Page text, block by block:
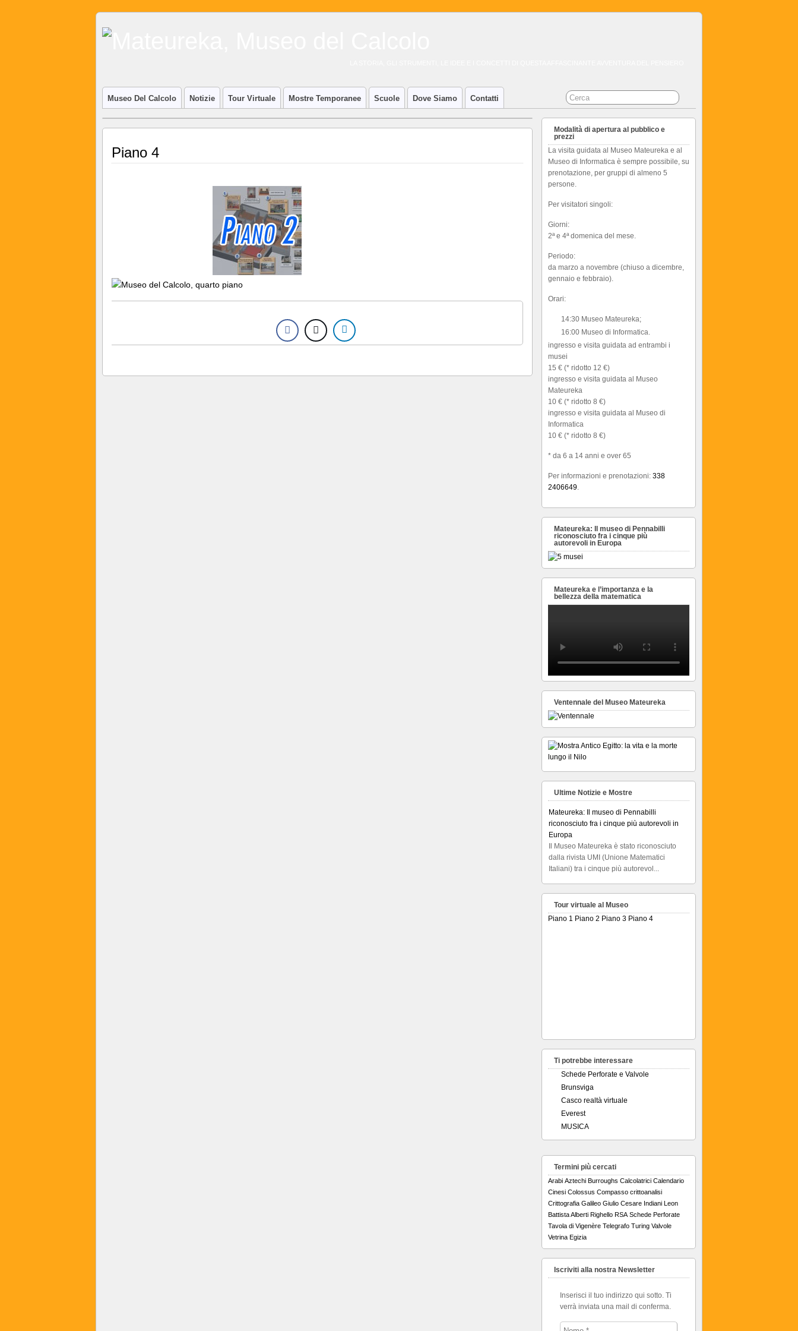
Museo Del Calcolo Notizie Tour Virtuale Mostre Temporanee Scuole Dove Siamo Contatti
Piano 4
Modalità di apertura al pubblico e
prezzi
La visita guidata al Museo Mateureka e al
Museo di Informatica è sempre possibile, su
prenotazione, per gruppi di almeno 5
persone.
Per visitatori singoli:
Giorni:
2ª e 4ª domenica del mese.
Periodo:
da marzo a novembre (chiuso a dicembre,
gennaio e febbraio).
Orari:
14:30 Museo Mateureka;
16:00 Museo di Informatica.
ingresso e visita guidata ad entrambi i
musei
15 € (* ridotto 12 €)
ingresso e visita guidata al Museo
Mateureka
10 € (* ridotto 8 €)
ingresso e visita guidata al Museo di
Informatica
10 € (* ridotto 8 €)
* da 6 a 14 anni e over 65
Per informazioni e prenotazioni: 338
2406649.
Mateureka: Il museo di Pennabilli
riconosciuto fra i cinque più
autorevoli in Europa
Mateureka e l’importanza e la
bellezza della matematica
Ventennale del Museo Mateureka
Ultime Notizie e Mostre
Mateureka: Il museo di Pennabilli
riconosciuto fra i cinque più autorevoli in
Europa
Il Museo Mateureka è stato riconosciuto
dalla rivista UMI (Unione Matematici
Italiani) tra i cinque più autorevol...
Articolo RiminiIn...
Tour virtuale al Museo
Piano 1 Piano 2 Piano 3 Piano 4
Ti potrebbe interessare
Schede Perforate e Valvole
Brunsviga
Casco realtà virtuale
Everest
MUSICA
Termini più cercati
Arabi Aztechi Burroughs Calcolatrici Calendario
Cinesi Colossus Compasso crittoanalisi
Crittografia Galileo Giulio Cesare Indiani Leon
Battista Alberti Righello RSA Schede Perforate
Tavola di Vigenère Telegrafo Turing Valvole
Vetrina Egizia
Iscriviti alla nostra Newsletter
Inserisci il tuo indirizzo qui sotto. Ti
verrà inviata una mail di conferma.